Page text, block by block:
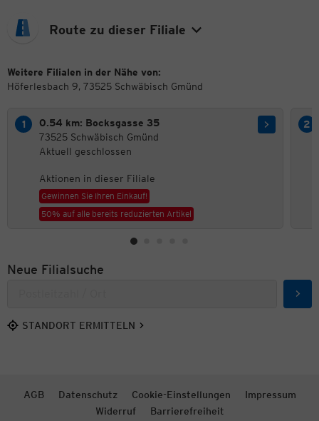
Route zu dieser Filiale
Weitere Filialen in der Nähe von:
Höferlesbach 9, 73525 Schwäbisch Gmünd
0.54 km: Bocksgasse 35
73525 Schwäbisch Gmünd
Aktuell geschlossen
Aktionen in dieser Filiale
Gewinnen Sie Ihren Einkauf!
50% auf alle bereits reduzierten Artikel
Neue Filialsuche
STANDORT ERMITTELN
AGB Datenschutz Cookie-Einstellungen
Impressum
Widerruf
Barrierefreiheit